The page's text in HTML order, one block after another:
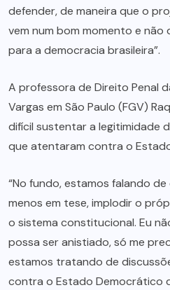
defender, de maneira que o
vem num bom momento e não
para a democracia brasileira”.
A professora de Direito Penal
Vargas em São Paulo (FGV)
difícil sustentar a legitimidade
que atentaram contra o
“No fundo, estamos falando
menos em tese, implodir o
o sistema constitucional. Eu
possa ser anistiado, só me
estamos tratando de
contra o Estado Democrático